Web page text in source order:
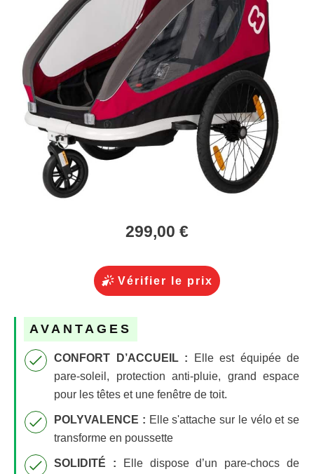
299,00 €
Vérifier le prix
AVANTAGES
CONFORT D’ACCUEIL :
Elle est équipée de
pare-soleil, protection anti-pluie, grand espace
pour les têtes et une fenêtre de toit.
POLYVALENCE : Elle s'attache sur le vélo et se
transforme en poussette
SOLIDITÉ :
Elle dispose d’un pare-chocs de